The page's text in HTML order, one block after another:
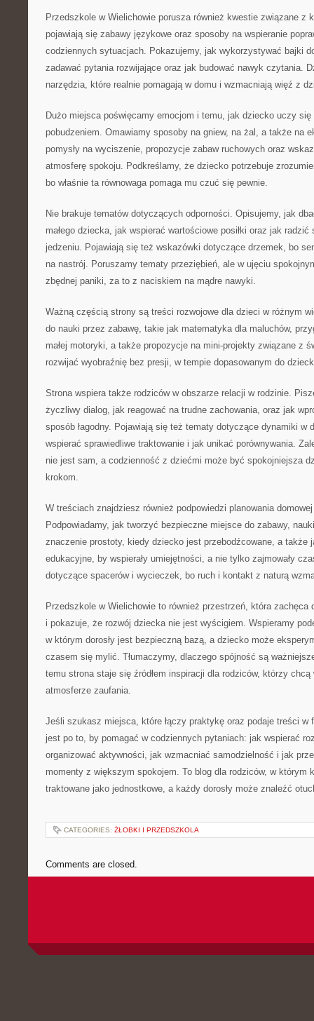
Przedszkole w Wielichowie porusza również kwestie związane z
pojawiają się zabawy językowe oraz sposoby na wspieranie
codziennych sytuacjach. Pokazujemy, jak wykorzystywać bajki
zadawać pytania rozwijające oraz jak budować nawyk czytania.
narzędzia, które realnie pomagają w domu i wzmacniają więź z
Dużo miejsca poświęcamy emocjom i temu, jak dziecko uczy się
pobudzeniem. Omawiamy sposoby na gniew, na żal, a także na
pomysły na wyciszenie, propozycje zabaw ruchowych oraz
atmosferę spokoju. Podkreślamy, że dziecko potrzebuje
bo właśnie ta równowaga pomaga mu czuć się pewnie.
Nie brakuje tematów dotyczących odporności. Opisujemy, jak
małego dziecka, jak wspierać wartościowe posiłki oraz jak
jedzeniu. Pojawiają się też wskazówki dotyczące drzemek, bo
na nastrój. Poruszamy tematy przeziębień, ale w ujęciu
zbędnej paniki, za to z naciskiem na mądre nawyki.
Ważną częścią strony są treści rozwojowe dla dzieci w różnym
do nauki przez zabawę, takie jak matematyka dla maluchów,
małej motoryki, a także propozycje na mini-projekty związane z
rozwijać wyobraźnię bez presji, w tempie dopasowanym do
Strona wspiera także rodziców w obszarze relacji w rodzinie.
życzliwy dialog, jak reagować na trudne zachowania, oraz jak
sposób łagodny. Pojawiają się też tematy dotyczące dynamiki w
wspierać sprawiedliwe traktowanie i jak unikać porównywania.
nie jest sam, a codzienność z dziećmi może być spokojniejsza
krokom.
W treściach znajdziesz również podpowiedzi planowania
Podpowiadamy, jak tworzyć bezpieczne miejsce do zabawy,
znaczenie prostoty, kiedy dziecko jest przebodźcowane, a także
edukacyjne, by wspierały umiejętności, a nie tylko zajmowały
dotyczące spacerów i wycieczek, bo ruch i kontakt z naturą
Przedszkole w Wielichowie to również przestrzeń, która zachęca
i pokazuje, że rozwój dziecka nie jest wyścigiem. Wspieramy
w którym dorosły jest bezpieczną bazą, a dziecko może
czasem się mylić. Tłumaczymy, dlaczego spójność są
temu strona staje się źródłem inspiracji dla rodziców, którzy
atmosferze zaufania.
Jeśli szukasz miejsca, które łączy praktykę oraz podaje treści w
jest po to, by pomagać w codziennych pytaniach: jak wspierać
organizować aktywności, jak wzmacniać samodzielność i jak
momenty z większym spokojem. To blog dla rodziców, w którym
traktowane jako jednostkowe, a każdy dorosły może znaleźć
CATEGORIES: ŻŁOBKI I PRZEDSZKOLA
Comments are closed.